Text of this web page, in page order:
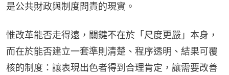
是公共財政與制度問責的現實。
惟改革能否走得遠，關鍵不在於「尺度更嚴」本身，
而在於能否建立一套準則清楚、程序透明、結果可覆
核的制度：讓表現出色者得到合理肯定，讓需要改善